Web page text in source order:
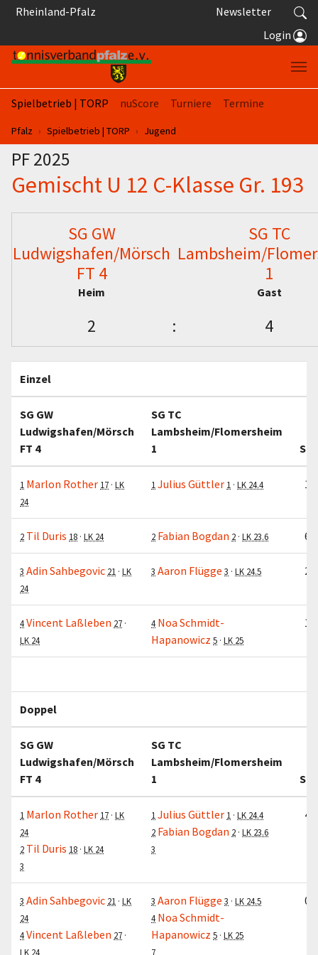
Springe zum Seiteninhalt
Rheinland-Pfalz
Newsletter
Login
Spielbetrieb | TORP nuScore Turniere
Termine
Sie sind hier:
Pfalz Spielbetrieb | TORP Jugend
PF 2025
Gemischt U 12 C-Klasse Gr. 193
SG GW
Ludwigshafen/Mörsch
FT 4
Heim
SG TC
Lambsheim/
1
Gast
2 : 4
Einzel
SG GW
Ludwigshafen/Mörsch
FT 4
SG TC
Lambsheim/Flomersheim
1
1 Marlon Rother 17 · LK
24
1 Julius Güttler 1 · LK 24.4 1:6
2 Til Duris 18 · LK 24 2 Fabian Bogdan 2 · LK 23.6 6:3
3 Adin Sahbegovic 21 · LK
24
3 Aaron Flügge 3 · LK 24.5 2:6
4Vincent Laßleben 27 ·
LK 24
4 Noa Schmidt-
Hapanowicz 5 · LK 25
1:6
Doppel
SG GW
Ludwigshafen/Mörsch
FT 4
SG TC
Lambsheim/Flomersheim
1
1 Marlon Rother 17 · LK
24
2 Til Duris 18 · LK 24
3
1 Julius Güttler 1 · LK 24.4
2 Fabian Bogdan 2 · LK 23.6
3
4:6
3 Adin Sahbegovic 21 · LK
24
4Vincent Laßleben 27 ·
LK 24
3 Aaron Flügge 3 · LK 24.5
4 Noa Schmidt-
Hapanowicz 5 · LK 25
7
0:6